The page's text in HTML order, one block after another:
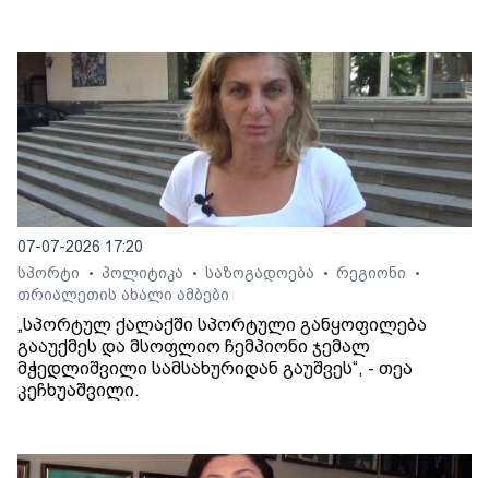
07-07-2026 17:20
სპორტი
• პოლიტიკა • საზოგადოება • რეგიონი •
თრიალეთის ახალი ამბები
„სპორტულ ქალაქში სპორტული განყოფილება
გააუქმეს და მსოფლიო ჩემპიონი ჯემალ
მჭედლიშვილი სამსახურიდან გაუშვეს“, - თეა
კეჩხუაშვილი.